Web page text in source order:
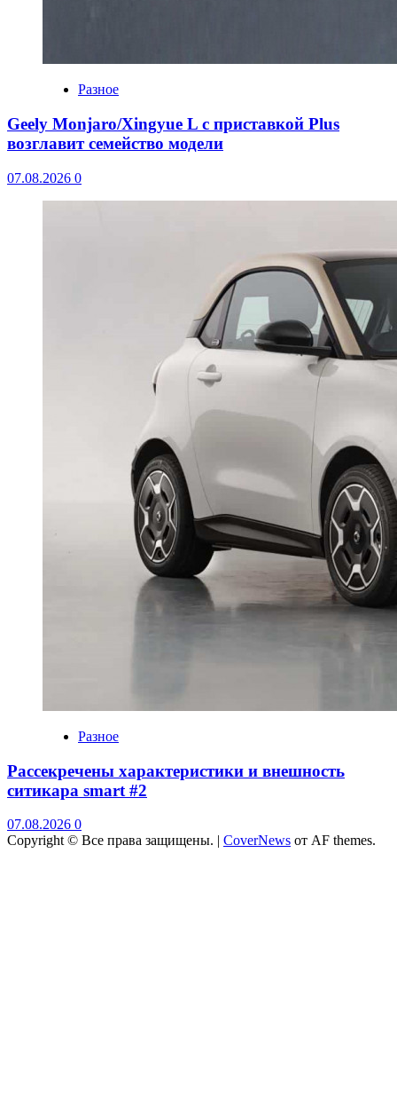
Разное
Geely Monjaro/Xingyue L с приставкой Plus
возглавит семейство модели
07.08.2026 0
Разное
Рассекречены характеристики и внешность
ситикара smart #2
07.08.2026 0
Copyright © Все права защищены. | CoverNews от AF themes.